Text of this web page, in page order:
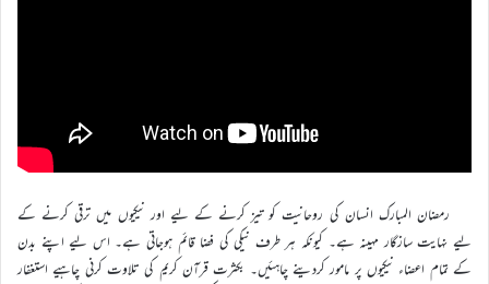
رمضان المبارک انسان کی روحانیت کو تیز کرنے کے لیے اور نیکیوں میں ترقی کرنے کے
لیے نہایت سازگار مہینہ ہے۔ کیونکہ ہر طرف نیکی کی فضا قائم ہوجاتی ہے۔ اس لیے اپنے بدن
کے تمام اعضاء نیکیوں پر مامور کردینے چاہئیں۔ بکثرت قرآن کریم کی تلاوت کرنی چاہیے استغفار